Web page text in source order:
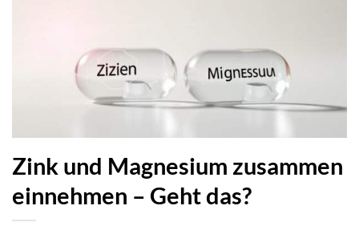
Zink und Magnesium zusammen
einnehmen – Geht das?